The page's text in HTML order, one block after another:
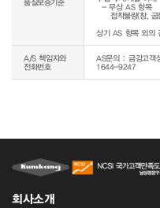
품질보증기준
  - 무상 AS 항목
상기 AS 항목 외의
A/S 책임자와
전화번호
AS문의 : 금강고객
1644-9247
회사소개